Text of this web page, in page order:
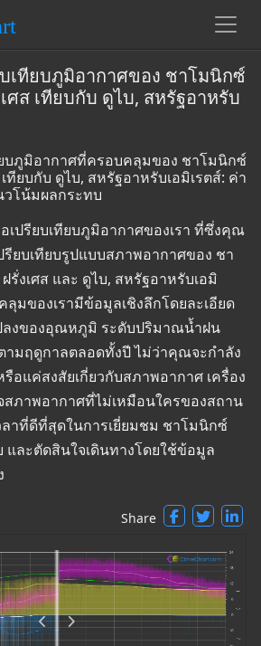
เทียบภูมิอากาศของ ชาโมนิกซ์
ศส เทียบกับ ดูไบ, สหรัฐอาหรับ
บภูมิอากาศที่ครอบคลุมของ ชาโมนิกซ์
ทียบกับ ดูไบ, สหรัฐอาหรับเอมิเรตส์: ค่า
วโน้มผลกระทบ
เปรียบเทียบภูมิอากาศของเรา ที่ซึ่งคุณ
รียบเทียบรูปแบบสภาพอากาศของ ชา
งเศส และ ดูไบ, สหรัฐอาหรับเอมิ
มของเรามีข้อมูลเชิงลึกโดยละเอียด
ลงของอุณหภูมิ ระดับปริมาณน้ำฝน
ามฤดูกาลตลอดทั้งปี ไม่ว่าคุณจะกำลัง
อแค่สงสัยเกี่ยวกับสภาพอากาศ เครื่อง
ภาพอากาศที่ไม่เหมือนใครของสถาน
าที่ดีที่สุดในการเยี่ยมชม ชาโมนิกซ์
และตัดสินใจเดินทางโดยใช้ข้อมูล
Share